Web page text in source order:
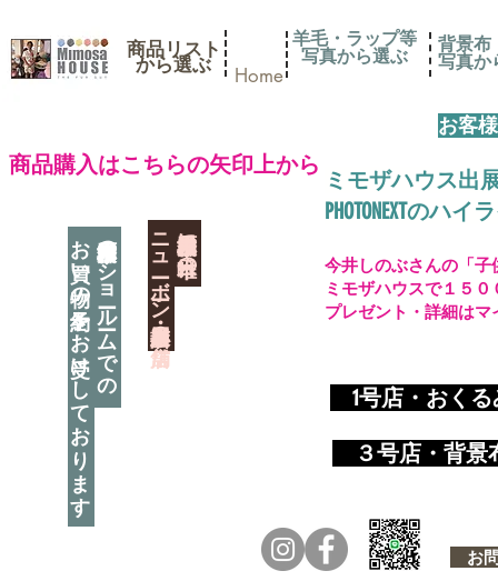
商品リスト
​から選ぶ Home
​商品購入はこちらの矢印上から
神奈川県相模原市に日本唯一の
​ニューボーン撮影用小道具店・３店舗
羊毛・ラップ等
写真から選ぶ
背景布
写真か
お客
ミモザハウス出
PHOTONEXTのハ
神奈川県相模原市のショールームでの
お買い物の予約をお受けしております 1号店・おく
​ ３号店・背
お
今井しのぶさんの「
ミモザハウスで１５
プレゼント・詳細は